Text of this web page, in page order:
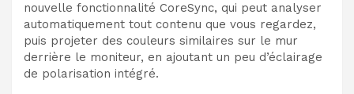
nouvelle fonctionnalité CoreSync, qui peut analyser
automatiquement tout contenu que vous regardez,
puis projeter des couleurs similaires sur le mur
derrière le moniteur, en ajoutant un peu d’éclairage
de polarisation intégré.